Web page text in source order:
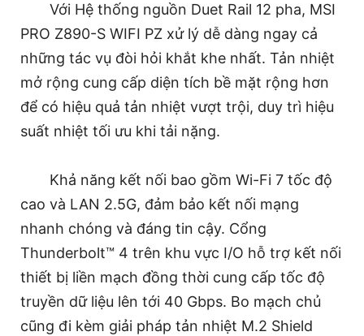
Với Hệ thống nguồn Duet Rail 12 pha, MSI
PRO Z890-S WIFI PZ xử lý dễ dàng ngay cả
những tác vụ đòi hỏi khắt khe nhất. Tản nhiệt
mở rộng cung cấp diện tích bề mặt rộng hơn
để có hiệu quả tản nhiệt vượt trội, duy trì hiệu
suất nhiệt tối ưu khi tải nặng.
Khả năng kết nối bao gồm Wi-Fi 7 tốc độ
cao và LAN 2.5G, đảm bảo kết nối mạng
nhanh chóng và đáng tin cậy. Cổng
Thunderbolt™ 4 trên khu vực I/O hỗ trợ kết nối
thiết bị liền mạch đồng thời cung cấp tốc độ
truyền dữ liệu lên tới 40 Gbps. Bo mạch chủ
cũng đi kèm giải pháp tản nhiệt M.2 Shield